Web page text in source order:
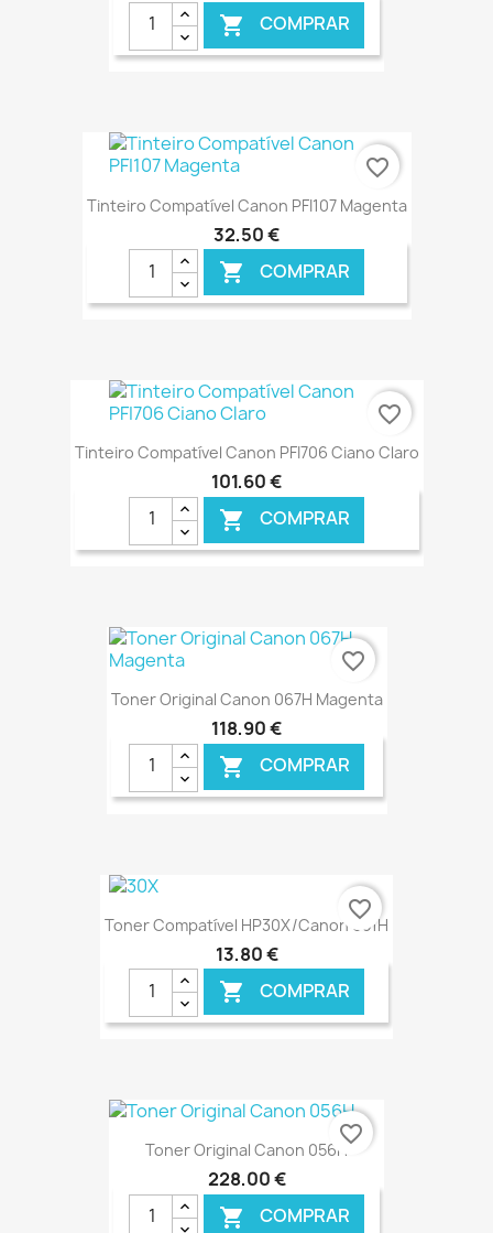
 COMPRAR
€ ONLINE
Tinteiro Compatível Canon PFI107 Magenta
32,50 €
 COMPRAR
favorite_border
Tinteiro Compatível Canon PFI706 Ciano Claro
101,60 €
 COMPRAR
€ ONLINE
favorite_border
Toner Original Canon 067H Magenta
118,90 €
 COMPRAR
favorite_border
Toner Compatível HP30X/Canon 051H
13,80 €
 COMPRAR
€ ONLINE
favorite_border
Toner Original Canon 056H
228,00 €
 COMPRAR
favorite_border